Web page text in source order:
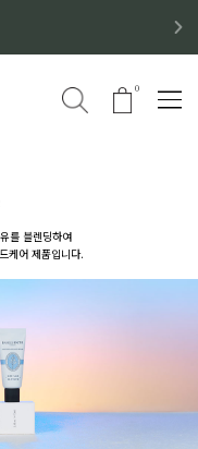
0
를 블렌딩하여
케어 제품입니다.